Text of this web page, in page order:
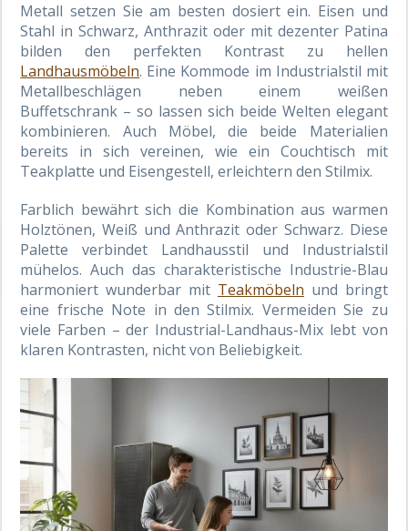
Metall setzen Sie am besten dosiert ein. Eisen und
Stahl in Schwarz, Anthrazit oder mit dezenter Patina
bilden den perfekten Kontrast zu hellen
Landhausmöbeln. Eine Kommode im Industrialstil mit
Metallbeschlägen neben einem weißen
Buffetschrank – so lassen sich beide Welten elegant
kombinieren. Auch Möbel, die beide Materialien
bereits in sich vereinen, wie ein Couchtisch mit
Teakplatte und Eisengestell, erleichtern den Stilmix.
Farblich bewährt sich die Kombination aus warmen
Holztönen, Weiß und Anthrazit oder Schwarz. Diese
Palette verbindet Landhausstil und Industrialstil
mühelos. Auch das charakteristische Industrie-Blau
harmoniert wunderbar mit Teakmöbeln und bringt
eine frische Note in den Stilmix. Vermeiden Sie zu
viele Farben – der Industrial-Landhaus-Mix lebt von
klaren Kontrasten, nicht von Beliebigkeit.